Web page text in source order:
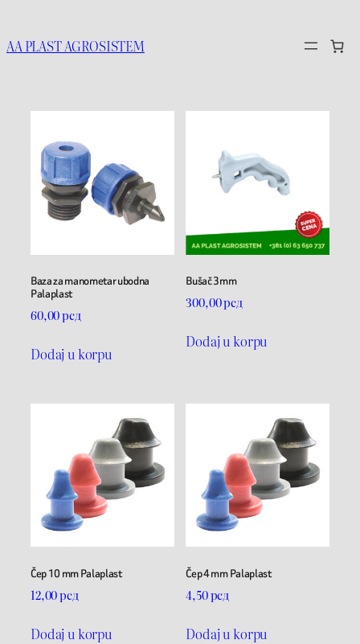
AA PLAST AGROSISTEM
Baza za manometar ubodna
Palaplast
60,00рсд
Dodaj u korpu
Bušač 3mm
300,00рсд
Dodaj u korpu
Čep 10 mm Palaplast
12,00рсд
Dodaj u korpu
Čep 4 mm Palaplast
4,50рсд
Dodaj u korpu